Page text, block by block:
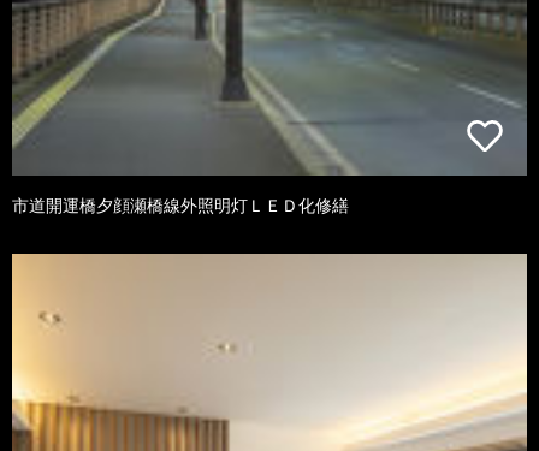
市道開運橋夕顔瀬橋線外照明灯ＬＥＤ化修繕